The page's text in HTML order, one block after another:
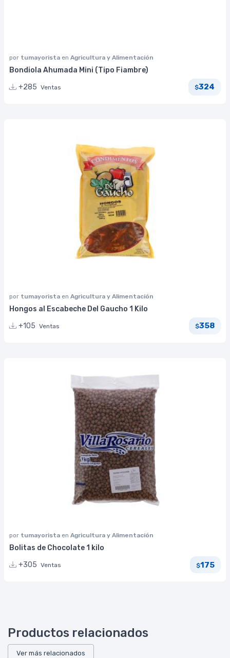
por tumayorista en Agricultura y Alimentación
Bondiola Ahumada Mini (Tipo Fiambre)
+285 Ventas $324
por tumayorista en Agricultura y Alimentación
Hongos al Escabeche Del Gaucho 1 Kilo
+105 Ventas $358
por tumayorista en Agricultura y Alimentación
Bolitas de Chocolate 1 kilo
+305 Ventas $175
Productos relacionados
Ver más relacionados